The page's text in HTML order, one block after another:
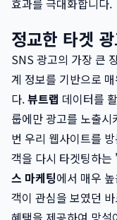
효과를 극대화합니다.
정교한 타겟
SNS 광고의 가장 큰
계 정보를 기반으로
다.뷰트랩 데이터를
룹에만 광고를 노출
번 우리 웹사이트를
객을 다시 타겟팅하
스 마케팅에서 매우
객이 관심을 보였던